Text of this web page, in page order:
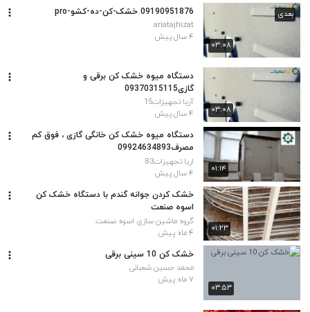
۰۳:۰۸
بعدی 09190951876 خشک-کن-ده-کشو-pro
ariatajhizat
۴ سال پیش
۰۳:۰۸
دستگاه میوه خشک کن برقی و
گازی09370315115
آریا تجهیزات15
۴ سال پیش
۰۱:۱۴
دستگاه میوه خشک کن خانگی گازی ، فوق کم
مصرف09924634893
اریا تجهیزات83
۴ سال پیش
۰۱:۲۳
خشک کردن جوانه گندم با دستگاه خشک کن
اسوه صنعت
گروه ماشین سازی اسوه صنعت
۴ ماه پیش
۰۳:۵۳
خشک کن 10 سینی برقی
محمد حسین شعبانی
۷ ماه پیش